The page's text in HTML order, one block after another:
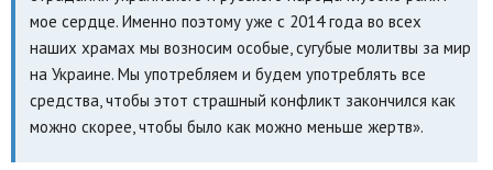
мое сердце. Именно поэтому уже с 2014 года во всех
наших храмах мы возносим особые, сугубые молитвы за мир
на Украине. Мы употребляем и будем употреблять все
средства, чтобы этот страшный конфликт закончился как
можно скорее, чтобы было как можно меньше жертв».